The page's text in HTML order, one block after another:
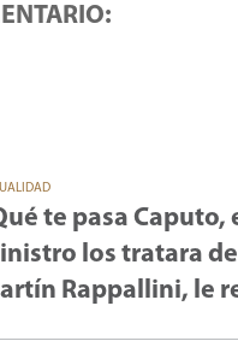
te pasa Caputo,
los tratara
Rappallini, le